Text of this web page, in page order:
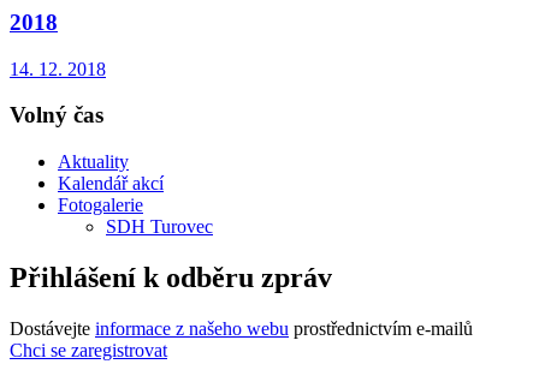
2018
14. 12. 2018
Volný čas
Aktuality
Kalendář akcí
Fotogalerie
SDH Turovec
Přihlášení k odběru zpráv
Dostávejte informace z našeho webu prostřednictvím e-mailů
Chci se zaregistrovat